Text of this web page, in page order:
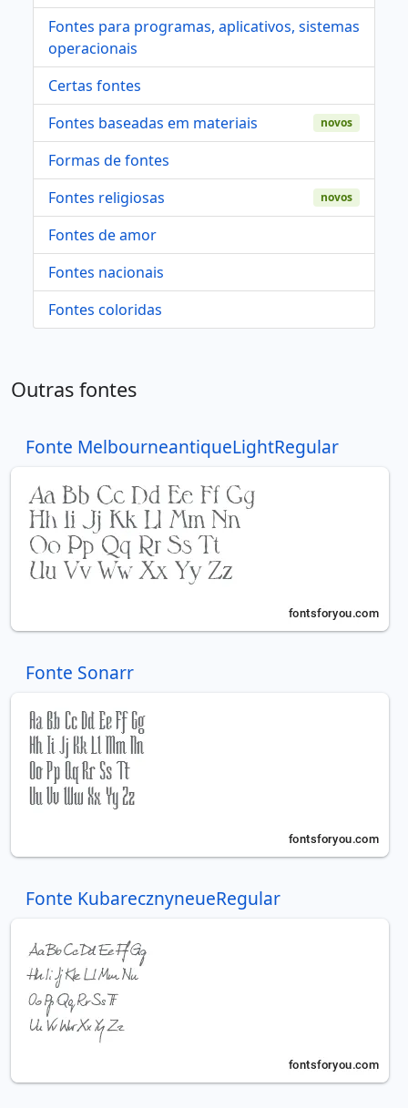
Fontes para programas, aplicativos, sistemas
operacionais
Certas fontes
Fontes baseadas em materiais
novos
Formas de fontes
Fontes religiosas
novos
Fontes de amor
Fontes nacionais
Fontes coloridas
Outras fontes
Fonte MelbourneantiqueLightRegular
Fonte Sonarr
Fonte KubarecznyneueRegular